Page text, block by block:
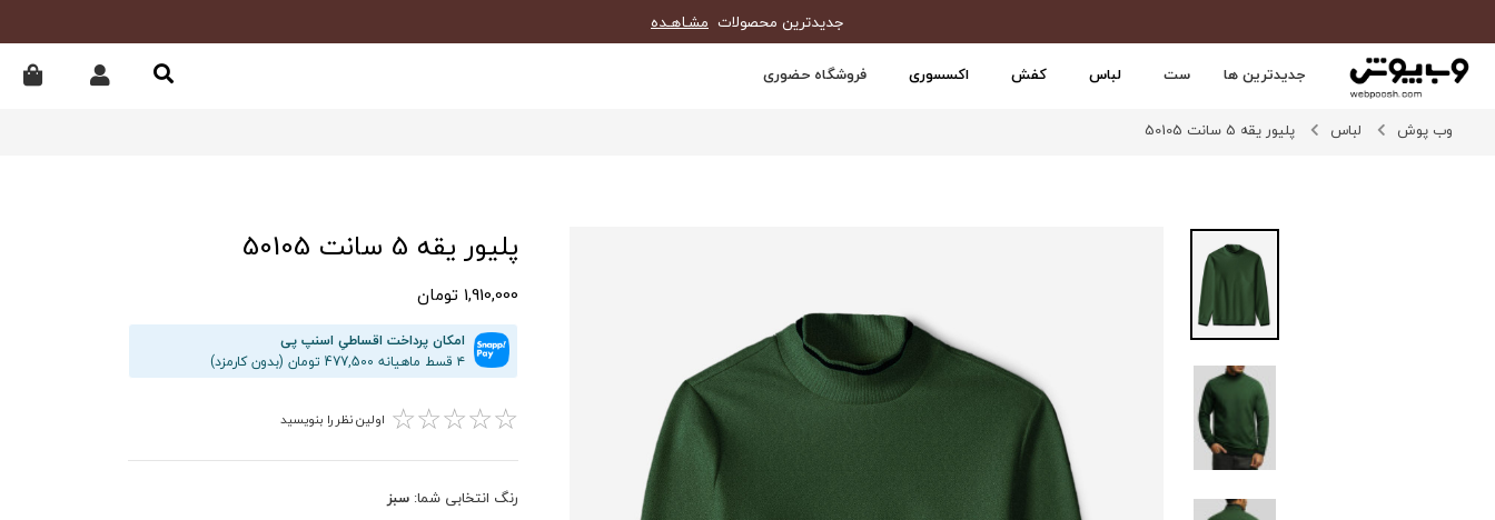
جدیدترین محصولات مشـاهـده
جدیدترین ها ست لباس کفش اکسسوری فروشگاه حضوری
وب پوش لباس پلیور یقه 5 سانت 50105
پلیور یقه 5 سانت 50105
1,910,000 تومان
امکان پرداخت اقساطیِ اسنپ پی
۴ قسط ماهیانه 477,500 تومان (بدون کارمزد)
☆
☆
☆
☆
☆ اولین نظر را بنویسید
رنگ انتخابی شما: سبز